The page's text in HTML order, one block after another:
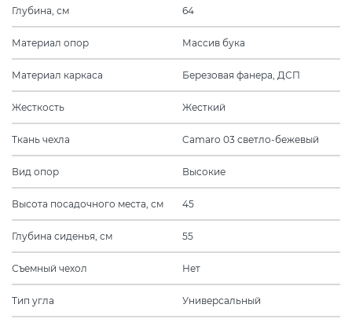
Глубина, см 64
Материал опор Массив бука
Материал каркаса Березовая фанера, ДСП
Жесткость Жесткий
Ткань чехла Camaro 03 светло-бежевый
Вид опор Высокие
Высота посадочного места, см 45
Глубина сиденья, см 55
Съемный чехол Нет
Тип угла Универсальный